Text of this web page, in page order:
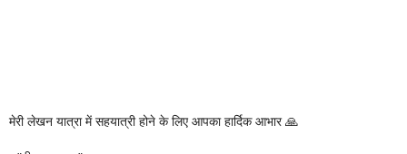
मेरी लेखन यात्रा में सहयात्री होने के लिए आपका हार्दिक आभार 🙏